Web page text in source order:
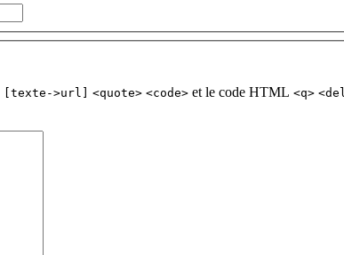
[texte->url] <quote> <code> et le code HTML <q>